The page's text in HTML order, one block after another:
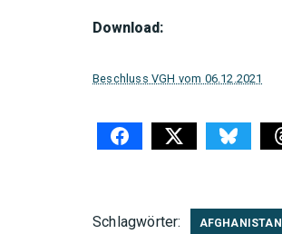
Download:
Beschluss VGH vom 06.12.2021
Schlagwörter: AFGHANISTAN